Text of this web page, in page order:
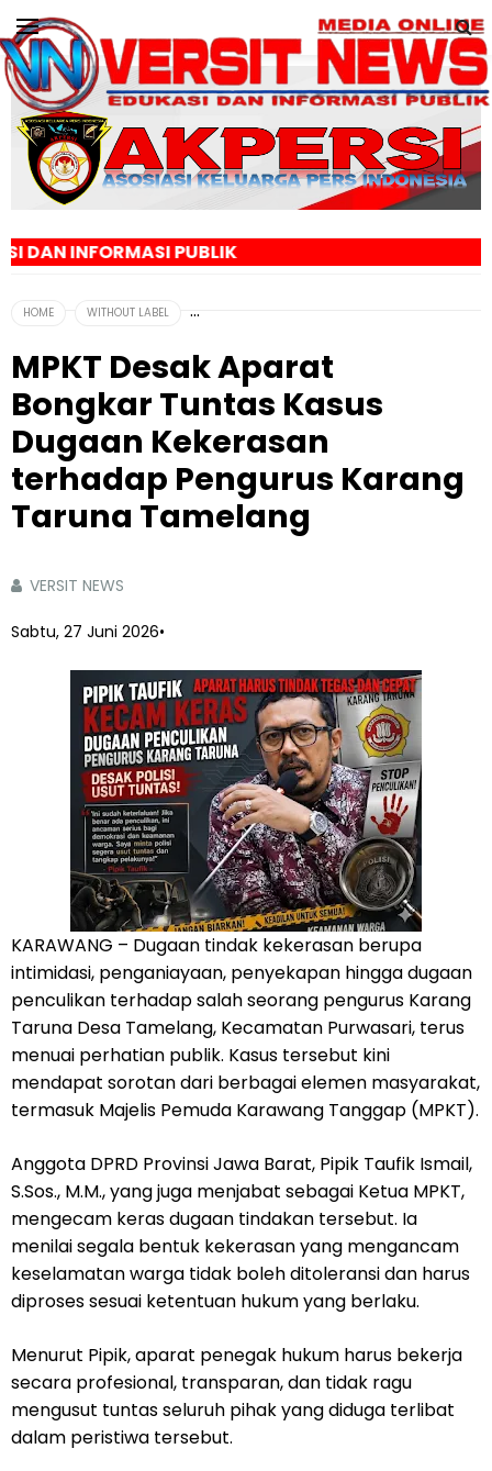
PUBLIK
HOME WITHOUT LABEL
MPKT Desak Aparat
Bongkar Tuntas Kasus
Dugaan Kekerasan
terhadap Pengurus Karang
Taruna Tamelang
VERSIT NEWS
Sabtu, 27 Juni 2026•
KARAWANG – Dugaan tindak kekerasan berupa
intimidasi, penganiayaan, penyekapan hingga dugaan
penculikan terhadap salah seorang pengurus Karang
Taruna Desa Tamelang, Kecamatan Purwasari, terus
menuai perhatian publik. Kasus tersebut kini
mendapat sorotan dari berbagai elemen masyarakat,
termasuk Majelis Pemuda Karawang Tanggap (MPKT).
Anggota DPRD Provinsi Jawa Barat, Pipik Taufik Ismail,
S.Sos., M.M., yang juga menjabat sebagai Ketua MPKT,
mengecam keras dugaan tindakan tersebut. Ia
menilai segala bentuk kekerasan yang mengancam
keselamatan warga tidak boleh ditoleransi dan harus
diproses sesuai ketentuan hukum yang berlaku.
Menurut Pipik, aparat penegak hukum harus bekerja
secara profesional, transparan, dan tidak ragu
mengusut tuntas seluruh pihak yang diduga terlibat
dalam peristiwa tersebut.